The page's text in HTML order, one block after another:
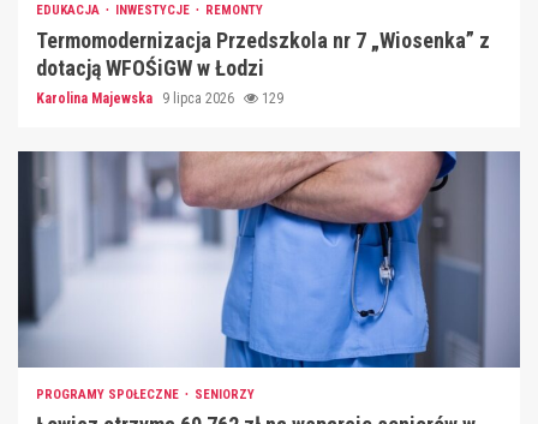
EDUKACJA INWESTYCJE REMONTY
Termomodernizacja Przedszkola nr 7 „Wiosenka” z
dotacją WFOŚiGW w Łodzi
Karolina Majewska 9 lipca 2026 129
PROGRAMY SPOŁECZNE SENIORZY